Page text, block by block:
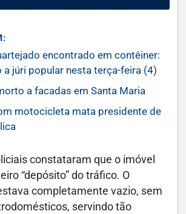
encontrado em contêiner:
a júri popular nesta terça-feira (4)
a facadas em Santa Maria
motocicleta mata presidente de
constataram que o imóvel
“depósito” do tráfico. O
completamente vazio, sem
servindo tão